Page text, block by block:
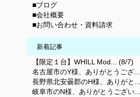
■ブログ
■会社概要
■お問い合わせ・資料請求
新着記事
【限定１台】WHILL Mod... (8/7)
名古屋市のY様、ありがとうござ
長野県北安曇郡のH様、ありがと
岐阜市のN様、ありがとうござい